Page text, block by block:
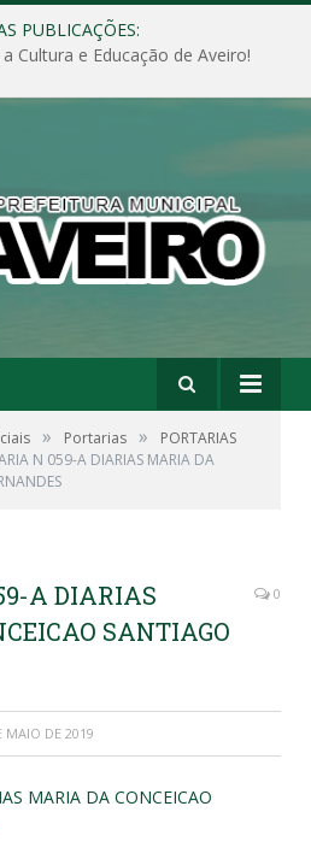
PUBLICAÇÕES:
Cultura e Educação de Aveiro!
» Portarias »
PORTARIAS
N 059-A DIARIAS MARIA DA
A DIARIAS
SANTIAGO
0
MAIO DE 2019
MARIA DA CONCEICAO